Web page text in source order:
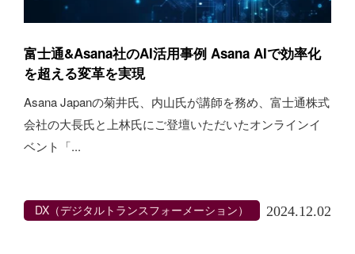
富士通&Asana社のAI活用事例 Asana AIで効率化
を超える変革を実現
Asana Japanの菊井氏、内山氏が講師を務め、富士通株式
会社の大長氏と上林氏にご登壇いただいたオンラインイ
ベント「...
DX（デジタルトランスフォーメーション） 2024.12.02